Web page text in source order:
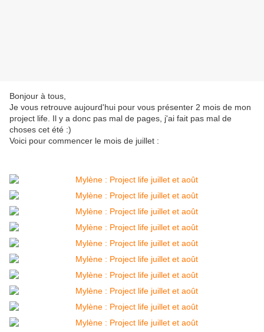
Bonjour à tous,
Je vous retrouve aujourd'hui pour vous présenter 2 mois de mon
project life. Il y a donc pas mal de pages, j'ai fait pas mal de
choses cet été :)
Voici pour commencer le mois de juillet :